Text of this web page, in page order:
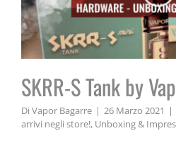
SKRR-S Tank by
Di Vapor Bagarre | 26 Marzo 2021 |
arrivi negli store!, Unboxing &